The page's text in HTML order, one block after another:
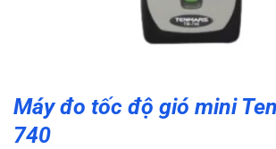
Máy đo tốc độ gió mini
740